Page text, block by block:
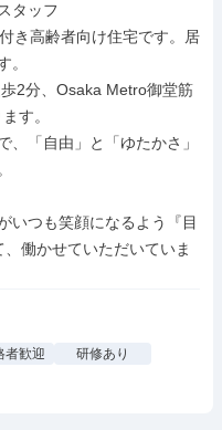
タッフ
き高齢者向け住宅です。居
。
2分、Osaka Metro御堂筋
す。
「自由」と「ゆたかさ」
いつも笑顔になるよう『目
働かせていただいていま
者歓迎
研修あり